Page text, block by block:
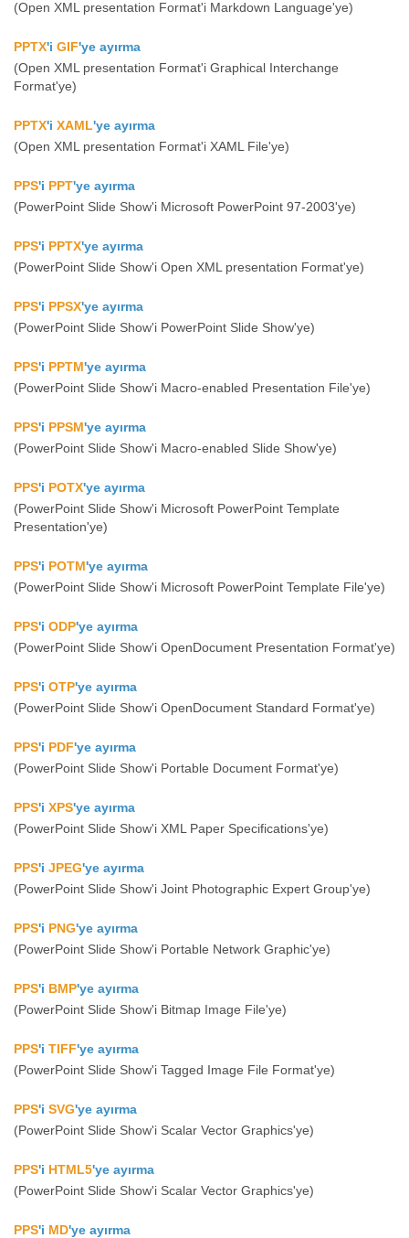
(Open XML presentation Format'i Markdown Language'ye)
PPTX'i GIF'ye ayırma
(Open XML presentation Format'i Graphical Interchange
Format'ye)
PPTX'i XAML'ye ayırma
(Open XML presentation Format'i XAML File'ye)
PPS'i PPT'ye ayırma
(PowerPoint Slide Show'i Microsoft PowerPoint 97-2003'ye)
PPS'i PPTX'ye ayırma
(PowerPoint Slide Show'i Open XML presentation Format'ye)
PPS'i PPSX'ye ayırma
(PowerPoint Slide Show'i PowerPoint Slide Show'ye)
PPS'i PPTM'ye ayırma
(PowerPoint Slide Show'i Macro-enabled Presentation File'ye)
PPS'i PPSM'ye ayırma
(PowerPoint Slide Show'i Macro-enabled Slide Show'ye)
PPS'i POTX'ye ayırma
(PowerPoint Slide Show'i Microsoft PowerPoint Template
Presentation'ye)
PPS'i POTM'ye ayırma
(PowerPoint Slide Show'i Microsoft PowerPoint Template File'ye)
PPS'i ODP'ye ayırma
(PowerPoint Slide Show'i OpenDocument Presentation Format'ye)
PPS'i OTP'ye ayırma
(PowerPoint Slide Show'i OpenDocument Standard Format'ye)
PPS'i PDF'ye ayırma
(PowerPoint Slide Show'i Portable Document Format'ye)
PPS'i XPS'ye ayırma
(PowerPoint Slide Show'i XML Paper Specifications'ye)
PPS'i JPEG'ye ayırma
(PowerPoint Slide Show'i Joint Photographic Expert Group'ye)
PPS'i PNG'ye ayırma
(PowerPoint Slide Show'i Portable Network Graphic'ye)
PPS'i BMP'ye ayırma
(PowerPoint Slide Show'i Bitmap Image File'ye)
PPS'i TIFF'ye ayırma
(PowerPoint Slide Show'i Tagged Image File Format'ye)
PPS'i SVG'ye ayırma
(PowerPoint Slide Show'i Scalar Vector Graphics'ye)
PPS'i HTML5'ye ayırma
(PowerPoint Slide Show'i Scalar Vector Graphics'ye)
PPS'i MD'ye ayırma